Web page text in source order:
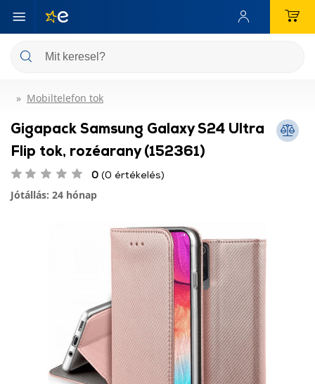
Mobiltelefon tok
Gigapack Samsung Galaxy S24 Ultra
Flip tok, rozéarany (152361)
0 (0 értékelés)
Jótállás: 24 hónap